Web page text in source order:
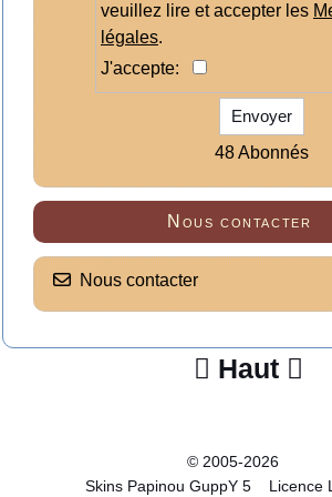
veuillez lire et accepter les
légales.
J'accepte:
Envoyer
48 Abonnés
Nous contacter
Nous contacter
 Haut 
© 2005-2026
Skins Papinou GuppY 5
Licence